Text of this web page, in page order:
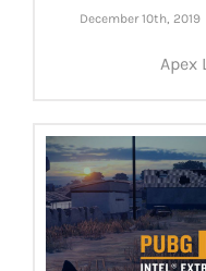
December 10th, 2019
Apex